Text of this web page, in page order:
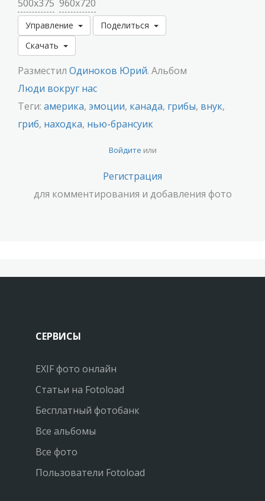
500x375 960x720
Управление
Поделиться
Скачать
Разместил Одиноков Юрий. Альбом
Люди вокруг нас
Теги: америка, эмоции, канада, грибы, внук,
гриб, находка, нью-брансуик
Войдите или
Регистрация
для комментирования и добавления фото
СЕРВИСЫ
EXIF фото онлайн
Статьи на Fotoload
Бесплатный фотобанк
Все альбомы
Все фото
Пользователи Fotoload